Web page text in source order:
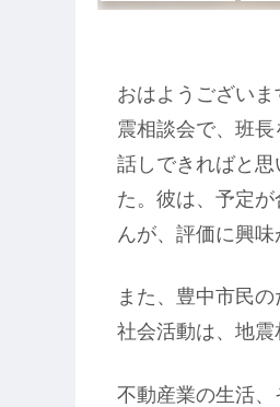
おはようござい
震相談会で、班
話しできればと
た。彼は、予定
んが、評価に興味
また、豊中市民
社会活動は、地震
不動産業の生活